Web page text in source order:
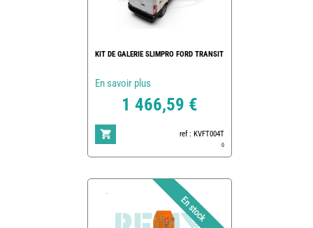
KIT DE GALERIE SLIMPRO FORD TRANSIT
En savoir plus
1 466,59 €
ref : KVFT004T
0